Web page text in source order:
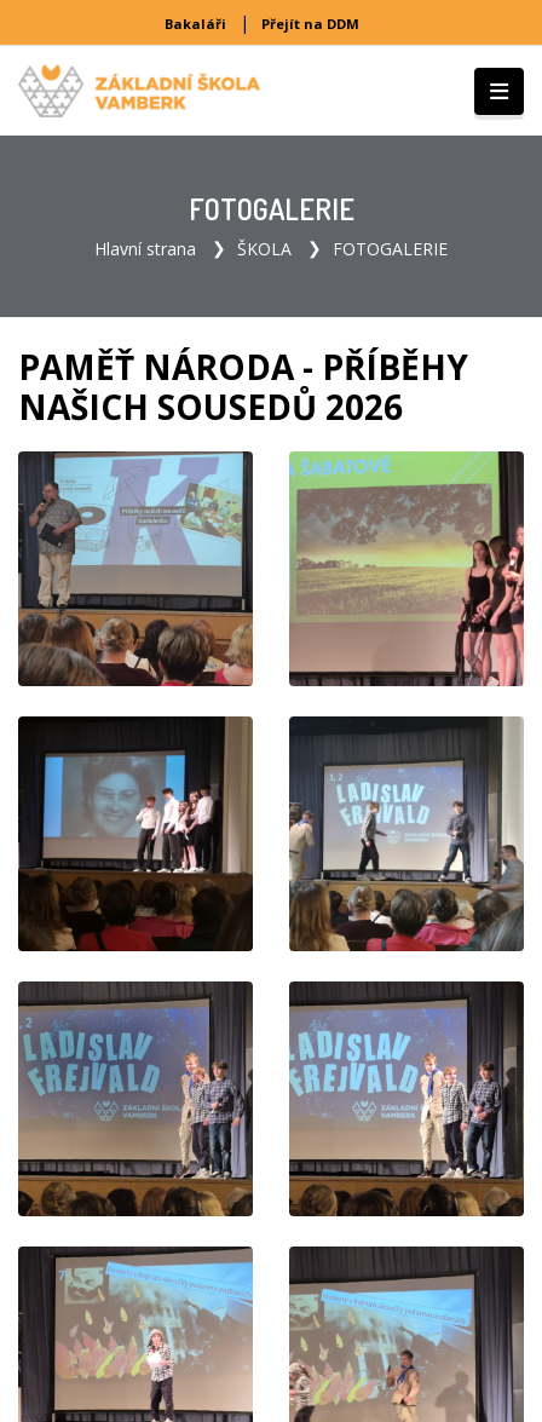
Bakaláři | Přejít na DDM
FOTOGALERIE
Hlavní strana ŠKOLA FOTOGALERIE
PAMĚŤ NÁRODA - PŘÍBĚHY
NAŠICH SOUSEDŮ 2026